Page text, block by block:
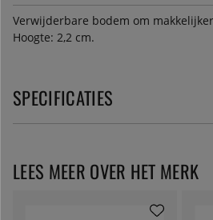
Verwijderbare bodem om
Hoogte: 2,2 cm.
SPECIFICATIES
LEES MEER OVER HET MERK